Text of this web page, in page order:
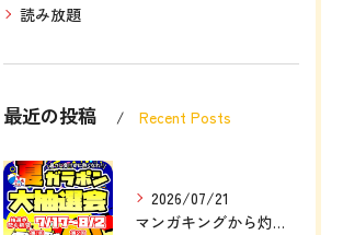
読み放題
最近の投稿 Recent Posts
2026/07/21
マンガキングから灼熱の定例大イベント❗❗🎉